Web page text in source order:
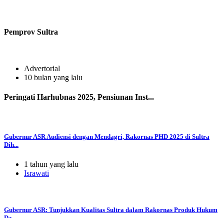
Pemprov Sultra
Advertorial
10 bulan yang lalu
Peringati Harhubnas 2025, Pensiunan Inst...
Gubernur ASR Audiensi dengan Mendagri, Rakornas PHD 2025 di Sultra
Dih...
1 tahun yang lalu
Israwati
Gubernur ASR: Tunjukkan Kualitas Sultra dalam Rakornas Produk Hukum